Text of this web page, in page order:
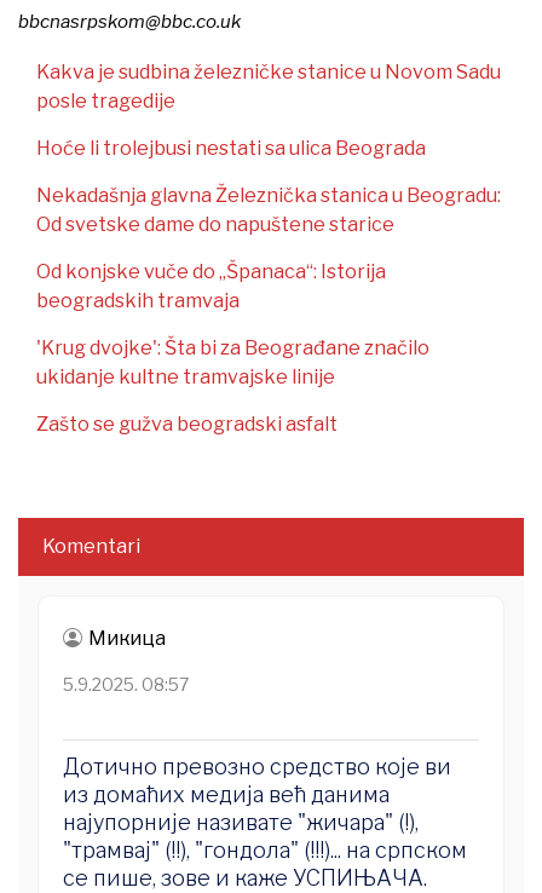
bbcnasrpskom@bbc.co.uk
Kakva je sudbina železničke stanice u Novom Sadu
posle tragedije
Hoće li trolejbusi nestati sa ulica Beograda
Nekadašnja glavna Železnička stanica u Beogradu:
Od svetske dame do napuštene starice
Od konjske vuče do „Španaca“: Istorija
beogradskih tramvaja
'Krug dvojke': Šta bi za Beograđane značilo
ukidanje kultne tramvajske linije
Zašto se gužva beogradski asfalt
Komentari
Микица
5.9.2025. 08:57
Дотично превозно средство које ви
из домаћих медија већ данима
најупорније називате "жичара" (!),
"трамвај" (!!), "гондола" (!!!)... на српском
се пише, зове и каже УСПИЊАЧА.